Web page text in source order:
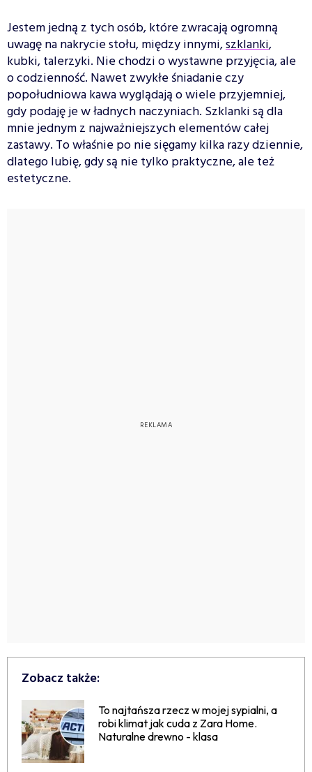
Jestem jedną z tych osób, które zwracają ogromną
uwagę na nakrycie stołu, między innymi,szklanki,
kubki, talerzyki. Nie chodzi o wystawne przyjęcia, ale
o codzienność. Nawet zwykłe śniadanie czy
popołudniowa kawa wyglądają o wiele przyjemniej,
gdy podaję je w ładnych naczyniach. Szklanki są dla
mnie jednym z najważniejszych elementów całej
zastawy. To właśnie po nie sięgamy kilka razy dziennie,
dlatego lubię, gdy są nie tylko praktyczne, ale też
estetyczne.
Zobacz także:
To najtańsza rzecz w mojej sypialni, a
robi klimat jak cuda z Zara Home.
Naturalne drewno - klasa